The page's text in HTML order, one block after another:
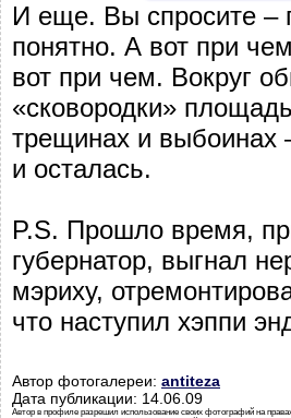
И еще. Вы спросите –
понятно. А вот при
вот при чем. Вокруг
«сковородки»
трещинах и выбоинах
и осталась.
P.S. Прошло время,
губернатор, выгнал
мэриху,
что наступил хэппи
Автор фотогалереи: antiteza
Дата публикации: 14.06.09
Автор в профиле разрешил использование своих фотографий на